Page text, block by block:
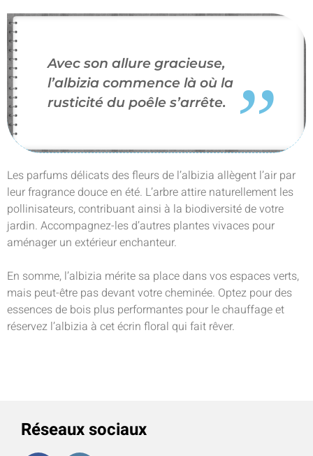
Avec son allure gracieuse,
l’albizia commence là où la
rusticité du poêle s’arrête.
Les parfums délicats des fleurs de l’albizia allègent l’air par
leur fragrance douce en été. L’arbre attire naturellement les
pollinisateurs, contribuant ainsi à la biodiversité de votre
jardin. Accompagnez-les d’autres plantes vivaces pour
aménager un extérieur enchanteur.
En somme, l’albizia mérite sa place dans vos espaces verts,
mais peut-être pas devant votre cheminée. Optez pour des
essences de bois plus performantes pour le chauffage et
réservez l’albizia à cet écrin floral qui fait rêver.
Réseaux sociaux